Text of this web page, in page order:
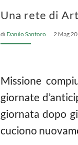
Una rete di
di Danilo Santoro 2 Mag
Missione
giornate
giornata dopo
cuciono